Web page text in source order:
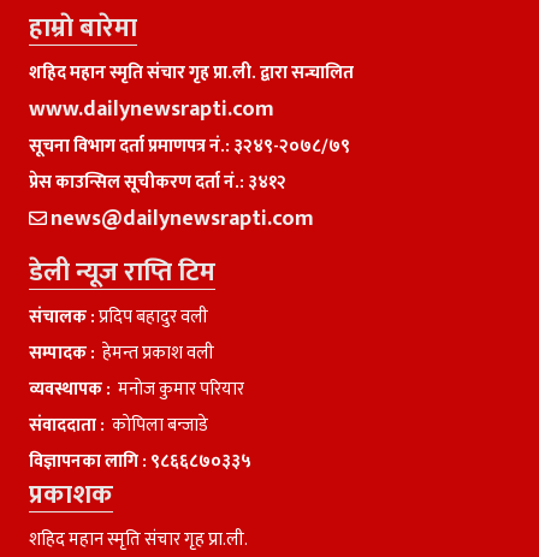
हाम्राे बारेमा
शहिद महान स्मृति संचार गृह प्रा.ली. द्वारा सन्चालित
www.dailynewsrapti.com
सूचना विभाग दर्ता प्रमाणपत्र नं.: ३२४९-२०७८/७९
प्रेस काउन्सिल सूचीकरण दर्ता नं.: ३४१२
news@dailynewsrapti.com
डेली न्यूज राप्ति टिम
संचालक :प्रदिप बहादुर वली
सम्पादक : हेमन्त प्रकाश वली
व्यवस्थापक : मनाेज कुमार परियार
संवाददाता : काेपिला बन्जाडे
विज्ञापनका लागि : ९८६६८७०३३५
प्रकाशक
शहिद महान स्मृति संचार गृह प्रा.ली.